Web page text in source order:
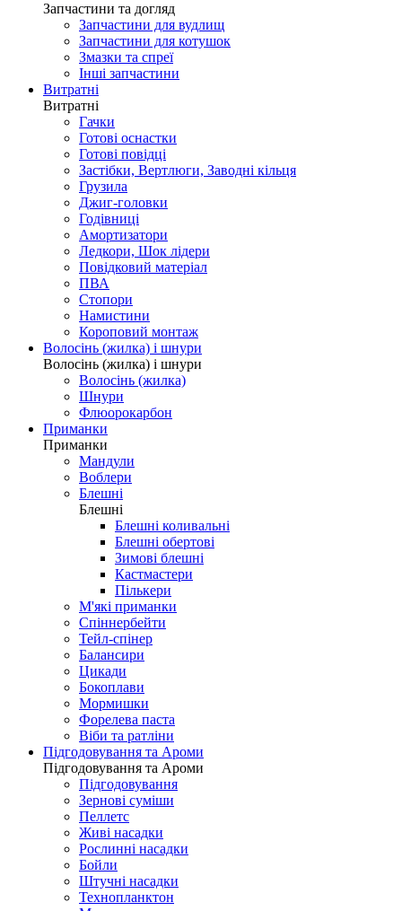
Запчастини та догляд
Запчастини для вудлищ
Запчастини для котушок
Змазки та спреї
Інші запчастини
Витратні
Витратні
Гачки
Готові оснастки
Готові повідці
Застібки, Вертлюги, Заводні кільця
Грузила
Джиг-головки
Годівниці
Амортизатори
Ледкори, Шок лідери
Повідковий матеріал
ПВА
Стопори
Намистини
Короповий монтаж
Волосінь (жилка) і шнури
Волосінь (жилка) і шнури
Волосінь (жилка)
Шнури
Флюорокарбон
Приманки
Приманки
Мандули
Воблери
Блешні
Блешні
Блешні коливальні
Блешні обертові
Зимові блешні
Кастмастери
Пількери
М'які приманки
Спіннербейти
Тейл-спінер
Балансири
Цикади
Бокоплави
Мормишки
Форелева паста
Віби та ратліни
Підгодовування та Ароми
Підгодовування та Ароми
Підгодовування
Зернові суміши
Пеллетс
Живі насадки
Рослинні насадки
Бойли
Штучні насадки
Технопланктон